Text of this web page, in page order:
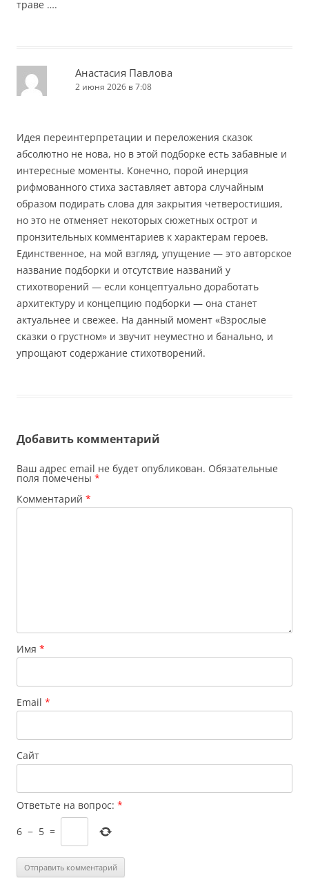
траве ….
Анастасия Павлова
2 июня 2026 в 7:08
Идея переинтерпретации и переложения сказок
абсолютно не нова, но в этой подборке есть забавные и
интересные моменты. Конечно, порой инерция
рифмованного стиха заставляет автора случайным
образом подирать слова для закрытия четверостишия,
но это не отменяет некоторых сюжетных острот и
пронзительных комментариев к характерам героев.
Единственное, на мой взгляд, упущение — это авторское
название подборки и отсутствие названий у
стихотворений — если концептуально доработать
архитектуру и концепцию подборки — она станет
актуальнее и свежее. На данный момент «Взрослые
сказки о грустном» и звучит неуместно и банально, и
упрощают содержание стихотворений.
Добавить комментарий
Ваш адрес email не будет опубликован. Обязательные
поля помечены *
Комментарий *
Имя *
Email *
Сайт
Ответьте на вопрос: *
6 − 5 =